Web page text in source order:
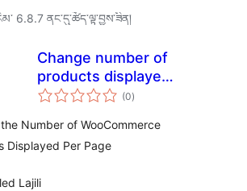
6.8.7 ནང་དུ་ཚོད་ལྟ་བྱས་ཟིན།
Change number of
products displayed
per page for(0གདེང་
འཇོག་
ཚང་།
)
Number of WooCommerce
Displayed Per Page
Lajili